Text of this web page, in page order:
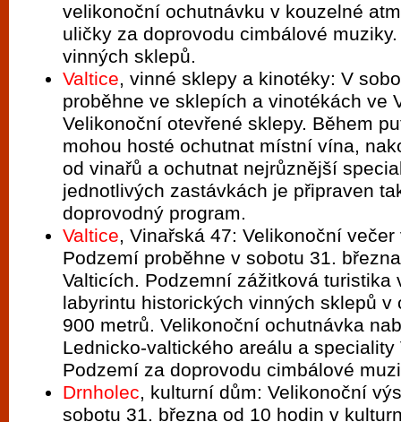
velikonoční ochutnávku v kouzelné
uličky za doprovodu cimbálové
vinných sklepů.
Valtice, vinné sklepy a kinotéky: V
proběhne ve sklepích a vinotékách ve
Velikonoční otevřené sklepy. Během
mohou hosté ochutnat místní vína,
od vinařů a ochutnat nejrůznější
jednotlivých zastávkách je připraven
doprovodný program.
Valtice, Vinařská 47: Velikonoční večer
Podzemí proběhne v sobotu 31.
Valticích. Podzemní zážitková turistika
labyrintu historických vinných sklepů v
900 metrů. Velikonoční ochutnávka
Lednicko-valtického areálu a speciality
Podzemí za doprovodu cimbálové
Drnholec, kulturní dům: Velikonoční
sobotu 31. března od 10 hodin v